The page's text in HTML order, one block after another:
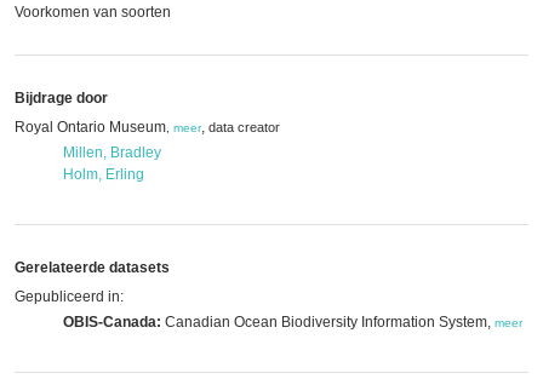
Voorkomen van soorten
Bijdrage door
Royal Ontario Museum meer, data creator
Millen, Bradley
Holm, Erling
Gerelateerde datasets
Gepubliceerd in:
OBIS-Canada: Canadian Ocean Biodiversity Information System, meer